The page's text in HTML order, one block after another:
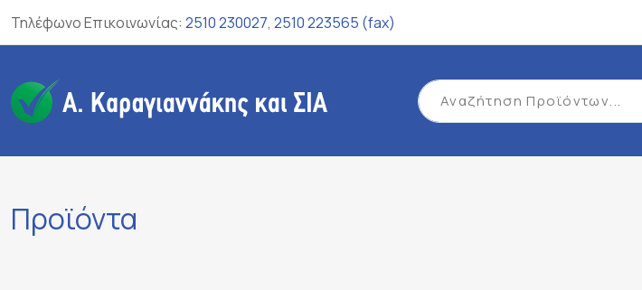
Τηλέφωνο Επικοινωνίας: 2510 230027, 2510 223565 (fax)
Προϊόντα